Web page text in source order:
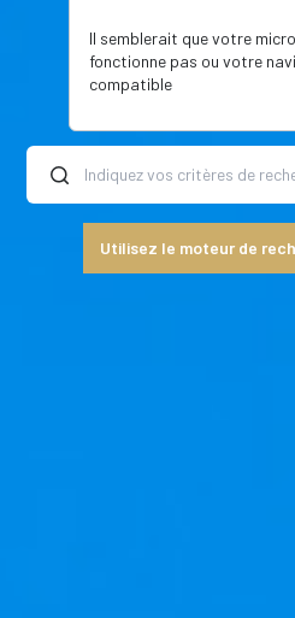
Il semblerait que votre
fonctionne pas ou votre
compatible
Utilisez le moteur de